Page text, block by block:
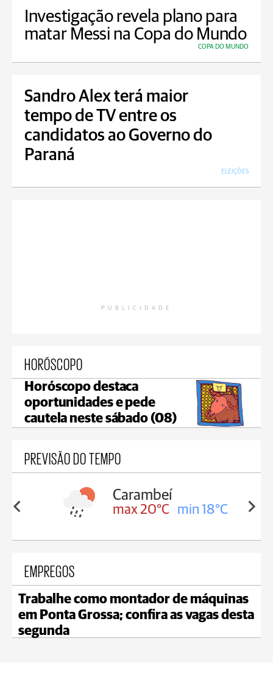
Investigação revela plano para
matar Messi na Copa do Mundo
COPA DO MUNDO
Sandro Alex terá maior
tempo de TV entre os
candidatos ao Governo do
Paraná
ELEIÇÕES
PUBLICIDADE
HORÓSCOPO
Horóscopo destaca
oportunidades e pede
cautela neste sábado (08)
PREVISÃO DO TEMPO
18°C
Carambeí
max 20°C min 18°C
EMPREGOS
Trabalhe como montador de máquinas
em Ponta Grossa; confira as vagas desta
segunda